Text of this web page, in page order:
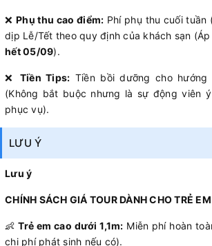
❌Phụ thu cao điểm: Phí phụ thu cuối tuần
dịp Lễ/Tết theo quy định của khách sạn
hết 05/09).
❌ Tiền Tips: Tiền bồi dưỡng cho
(Không bắt buộc nhưng là sự động viên
phục vụ).
LƯU Ý
Lưu ý
CHÍNH SÁCH GIÁ TOUR DÀNH CHO TRẺ EM
👶Trẻ em cao dưới 1,1m: Miễn phí hoàn
chi phí phát sinh nếu có).